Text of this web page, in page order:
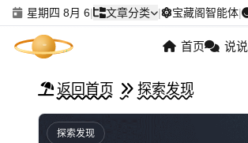
星期四 8月 6| 文章分类 | 宝藏阁智能体|
首页 说说
返回首页 探索发现
探索发现